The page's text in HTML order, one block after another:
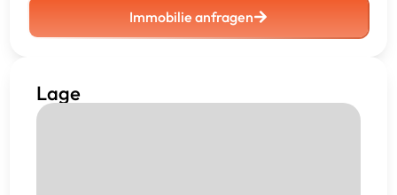
Immobilie anfragen
Lage